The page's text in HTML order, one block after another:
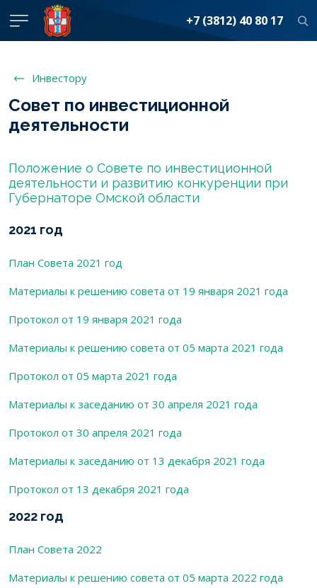
+7 (3812) 40 80 17
Инвестору
Совет по инвестиционной
деятельности
Положение о Совете по инвестиционной
деятельности и развитию конкуренции при
Губернаторе Омской области
2021 год
План Совета 2021 год
Материалы к решению совета от 19 января 2021 года
Протокол от 19 января 2021 года
Материалы к решению совета от 05 марта 2021 года
Протокол от 05 марта 2021 года
Материалы к заседанию от 30 апреля 2021 года
Протокол от 30 апреля 2021 года
Материалы к заседанию от 13 декабря 2021 года
Протокол от 13 декабря 2021 года
2022 год
План Совета 2022
Материалы к решению совета от 05 марта 2022 года